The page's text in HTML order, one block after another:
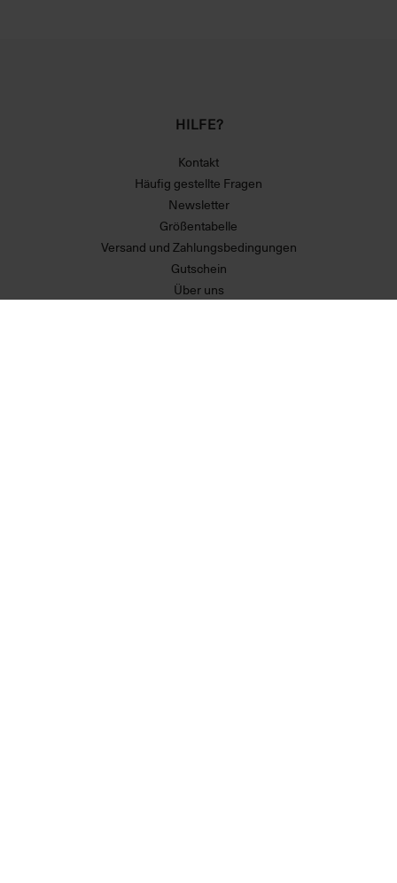
HILFE?
Kontakt
Häufig gestellte Fragen
Newsletter
Größentabelle
Versand und Zahlungsbedingungen
Gutschein
Über uns